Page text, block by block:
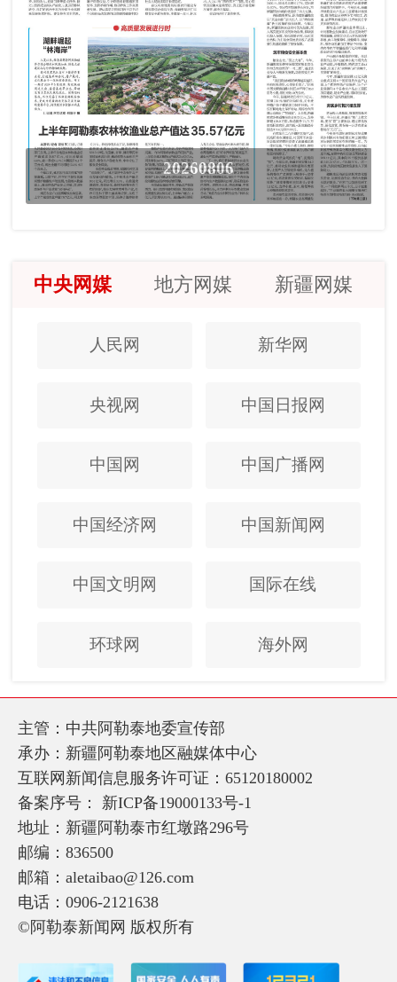
20260806
中央网媒 地方网媒 新疆网媒
人民网 新华网
央视网 中国日报网
中国网 中国广播网
中国经济网 中国新闻网
中国文明网 国际在线
环球网 海外网
主管：中共阿勒泰地委宣传部
承办：新疆阿勒泰地区融媒体中心
互联网新闻信息服务许可证：65120180002
备案序号： 新ICP备19000133号-1
地址：新疆阿勒泰市红墩路296号
邮编：836500
邮箱：aletaibao@126.com
电话：0906-2121638
©阿勒泰新闻网 版权所有